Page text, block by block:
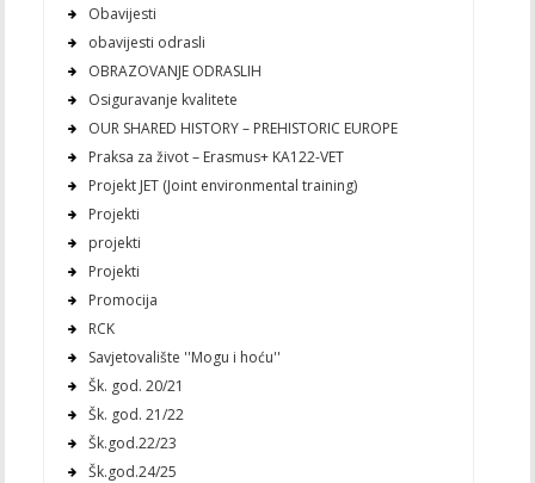
Obavijesti
obavijesti odrasli
OBRAZOVANJE ODRASLIH
Osiguravanje kvalitete
OUR SHARED HISTORY – PREHISTORIC EUROPE
Praksa za život – Erasmus+ KA122-VET
Projekt JET (Joint environmental training)
Projekti
projekti
Projekti
Promocija
RCK
Savjetovalište ''Mogu i hoću''
Šk. god. 20/21
Šk. god. 21/22
Šk.god.22/23
Šk.god.24/25